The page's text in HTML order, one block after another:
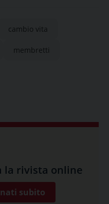
cambio vita
membretti
la rivista online
subito